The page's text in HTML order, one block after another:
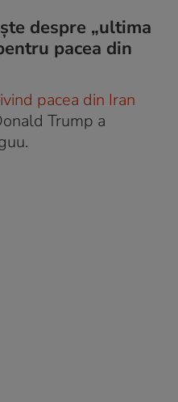
despre „ultima
pacea din
pacea din Iran
Trump a